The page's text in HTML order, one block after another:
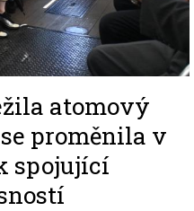
atomový
proměnila v
spojující